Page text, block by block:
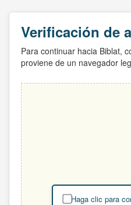
Verificación de
Para continuar hacia Biblat,
proviene de un navegador
Haga clic para